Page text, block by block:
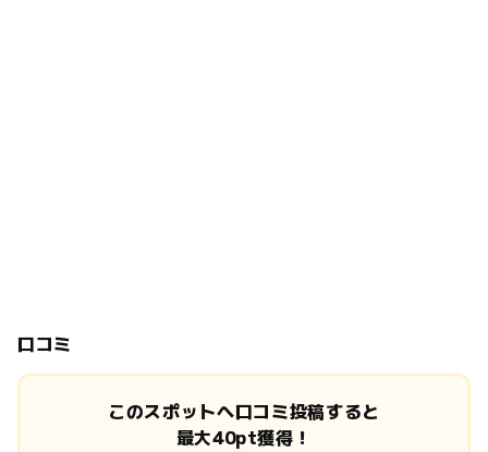
口コミ
このスポットへ口コミ投稿すると
最大40pt獲得！